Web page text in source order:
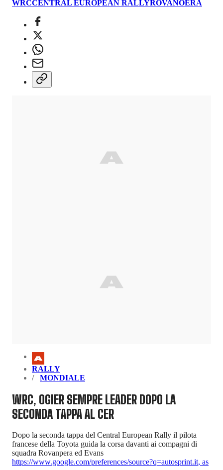
WRCCENTRAL EUROPEAN RALLYROVANOERA
RALLY
MONDIALE
WRC, OGIER SEMPRE LEADER DOPO LA
SECONDA TAPPA AL CER
Dopo la seconda tappa del Central European Rally il pilota
francese della Toyota guida la corsa davanti ai compagni di
squadra Rovanpera ed Evans
https://www.google.com/preferences/source?q=autosprint.it, as